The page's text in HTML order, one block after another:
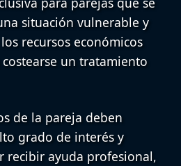
situación vulnerable y
recursos económicos
un tratamiento
de la pareja deben
grado de interés y
recibir ayuda profesional,